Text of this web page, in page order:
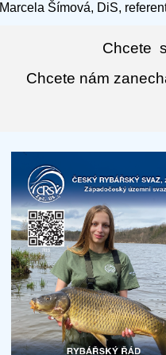
Marcela Šímová, DiS,
Chcete
Chcete nám